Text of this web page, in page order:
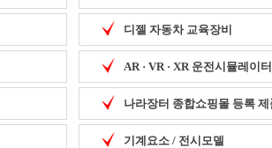
디젤 자동차 교육장비
AR · VR · XR 운전시뮬레이터
나라장터 종합쇼핑몰 등록 제
기계요소 / 전시모델